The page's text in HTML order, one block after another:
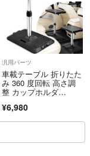
汎用パーツ
車載テーブル 折りたた
み 360 度回転 高さ調
整 カップホルダ
¥6,980